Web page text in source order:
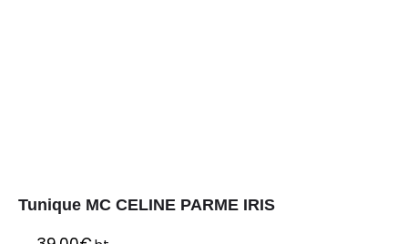
Tunique MC CELINE PARME IRIS